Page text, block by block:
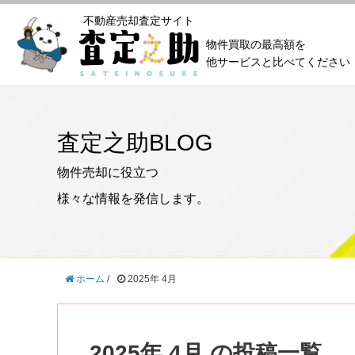
不動産売却査定サイト
物件買取の最高額を
他サービスと比べてください
査定之助BLOG
物件売却に役立つ
様々な情報を発信します。
ホーム / 2025年 4月